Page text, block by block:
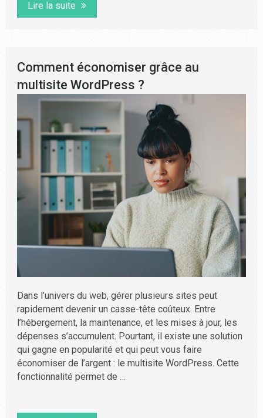
Lire la suite
Comment économiser grâce au
multisite WordPress ?
Dans l’univers du web, gérer plusieurs sites peut
rapidement devenir un casse-tête coûteux. Entre
l’hébergement, la maintenance, et les mises à jour, les
dépenses s’accumulent. Pourtant, il existe une solution
qui gagne en popularité et qui peut vous faire
économiser de l’argent : le multisite WordPress. Cette
fonctionnalité permet de …